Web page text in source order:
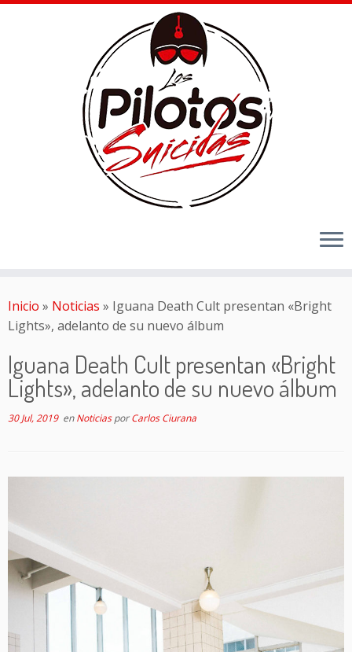
Inicio » Noticias » Iguana Death Cult presentan «Bright
Lights», adelanto de su nuevo álbum
Iguana Death Cult presentan «Bright
Lights», adelanto de su nuevo álbum
30 Jul, 2019enNoticiasporCarlos Ciurana